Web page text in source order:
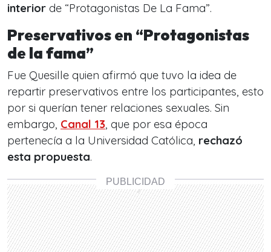
interior de “Protagonistas De La Fama”.
Preservativos en “Protagonistas
de la fama”
Fue Quesille quien afirmó que tuvo la idea de
repartir preservativos entre los participantes, esto
por si querían tener relaciones sexuales. Sin
embargo, Canal 13 , que por esa época
pertenecía a la Universidad Católica, rechazó
esta propuesta.